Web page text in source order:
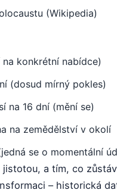
(Wikipedia)
konkrétní nabídce)
(dosud mírný pokles)
na 16 dní (mění se)
na zemědělství v okolí
se o momentální
jistotou, a tím, co
– historická